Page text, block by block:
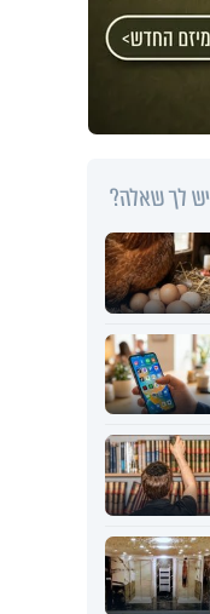
יש לך שאלה?